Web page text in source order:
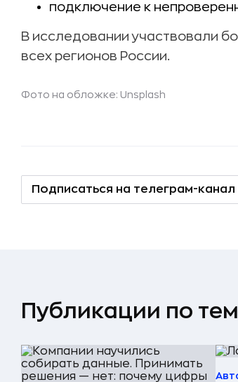
подключение к
В исследовании участвовали
всех регионов России.
Фото на обложке: Unsplash
Подписаться на телеграм-канал
Публикации по